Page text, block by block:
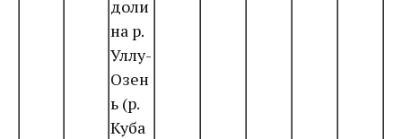
доли
на р.
Уллу-
Озен
ь (р.
Куба